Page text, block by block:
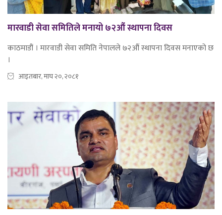
मारवाडी सेवा समितिले मनायो ७२औं स्थापना दिवस
काठमाडौं । मारवाडी सेवा समिति नेपालले ७२औं स्थापना दिवस मनाएको छ
।
आइतबार, माघ २०, २०८१